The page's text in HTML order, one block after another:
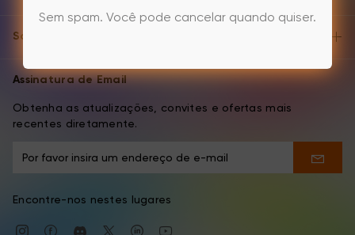
Sobre
Assinatura de Email
Obtenha as atualizações, convites e ofertas mais
recentes diretamente.
Encontre-nos nestes lugares
Sem spam. Você pode cancelar quando quiser.